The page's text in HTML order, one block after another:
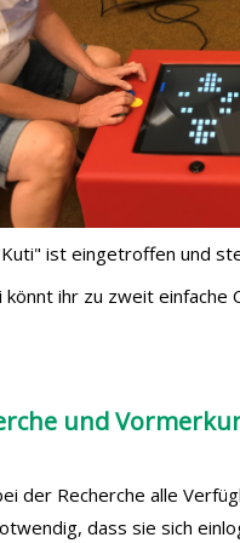
ist eingetroffen und
könnt ihr zu zweit einfache
und
der Recherche alle
dass sie sich